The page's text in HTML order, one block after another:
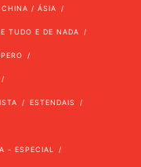
CHINA / ÁSIA
TUDO E DE NADA
ESTENDAIS
- ESPECIAL